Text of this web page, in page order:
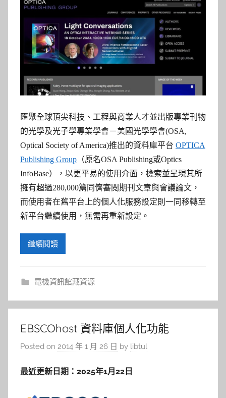
匯聚全球頂尖科技、工程與商業人才並出版專業刊物
的光學及光子學專業學會－美國光學學會(OSA,
Optical Society of America)推出的資料庫平台 OPTICA
Publishing Group （原名OSA Publishing或Optics
InfoBase），以更平易的使用介面，檢索並呈現其所
擁有超過280,000篇同儕審閱期刊文章與會議論文，
而使用者在舊平台上的個人化服務設定則一同移轉至
新平台繼續使用，無需再重新設定。
繼續閱讀
電機資訊館藏資源
EBSCOhost 資料庫個人化功能
Posted on 2014 年 1 月 26 日 by libtul
最近更新日期：2025年1月22日